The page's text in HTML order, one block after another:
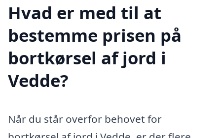
Hvad er med til at
bestemme prisen på
bortkørsel af jord i
Vedde?
Når du står overfor behovet for